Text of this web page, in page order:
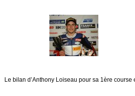
Le bilan d’Anthony Loiseau pour sa 1ère course